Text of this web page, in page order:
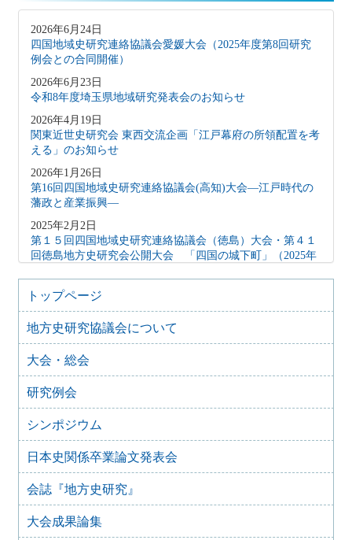
2026年6月24日
四国地域史研究連絡協議会愛媛大会（2025年度第8回研究
例会との合同開催）
2026年6月23日
令和8年度埼玉県地域研究発表会のお知らせ
2026年4月19日
関東近世史研究会 東西交流企画「江戸幕府の所領配置を考
える」のお知らせ
2026年1月26日
第16回四国地域史研究連絡協議会(高知)大会―江戸時代の
藩政と産業振興―
2025年2月2日
第１５回四国地域史研究連絡協議会（徳島）大会・第４１
回徳島地方史研究会公開大会 「四国の城下町」（2025年
2024年10月27日
地方史研究協議会歴史教育シンポジウム 地方史研究と歴
史教育
2024年8月9日
歴史シンポジウム 水無瀬離宮の黎明と終焉～水無瀬とい
う場を考える
2024年4月16日
四国地域史研究連絡協議会香川大会＋香川歴史学会70周年
記念大会 古代四国における都鄙間・地域間交流（2023年
7月29日）
2023年2月25日
【オンライン】群馬歴史資料継承ネットワーク（ぐんま史
料ネット） 群馬県立女子大学群馬学センター ぐんま地域
トップページ
地方史研究協議会について
大会・総会
研究例会
シンポジウム
日本史関係卒業論文発表会
会誌『地方史研究』
大会成果論集